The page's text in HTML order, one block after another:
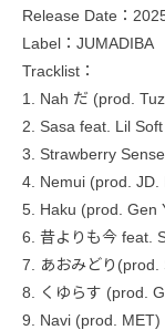
Release Date：
Label：JUMADIBA
Tracklist：
1. Nah だ (prod.
2. Sasa feat. Lil
3. Strawberry
4. Nemui (prod. JD.
5. Haku (prod. Gen
6. 昔よりも今 feat.
7. あおみどり(prod.
8. くゆらす (prod.
9. Navi (prod. MET)